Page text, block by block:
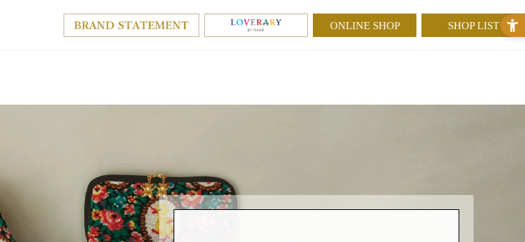
ONLINE SHOP SHOP LIST